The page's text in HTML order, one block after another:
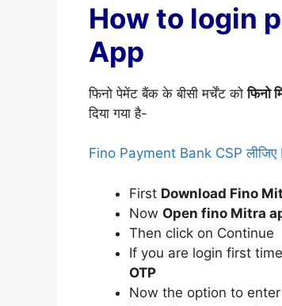
How to login
App
फिनो पेमेंट बैंक के बीसी मर्चेंट कोफिनो
दिया गया है-
Fino Payment Bank CSP लीजिए
First Download Fino
Now Open fino Mitra
Then click on Continue
If you are login first
OTP
Now the option to